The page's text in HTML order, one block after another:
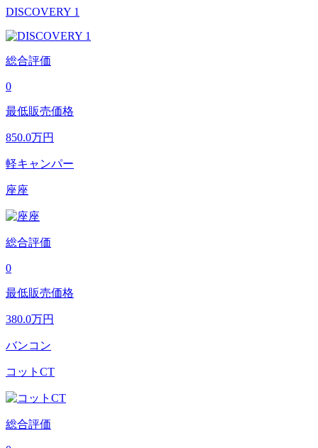
DISCOVERY 1
総合評価
0
最低販売価格
850.0万円
軽キャンパー
座座
総合評価
0
最低販売価格
380.0万円
バンコン
コットCT
総合評価